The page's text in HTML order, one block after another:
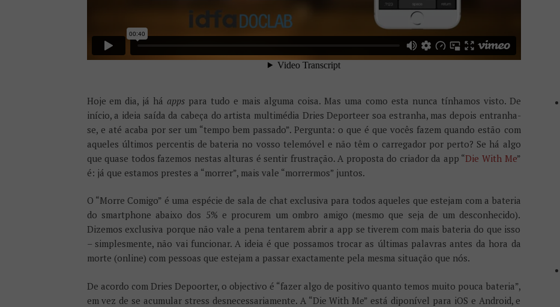
Hoje em dia, já há apps para tudo e mais alguma coisa. Mas uma como esta nunca tínhamos visto. De
início, a ideia saída da cabeça do artista multimédia Dries Deporteer soa estranha, mas depois entranha-
se, e até acaba por ser um “tempo bem passado”. Pergunta: o que é que vocês fazem quando estão com
aqueles últimos percentis de bateria no vosso telemóvel e não têm o carregador por perto? Se há algo
que quase todos fazemos nestas alturas é sentir frustração. A proposta do criador da app “Die With Me”
é: já que estamos prestes a “morrer”, mais vale “morrermos” juntos.
O “Morre Comigo” é uma espécie de sala de chat exclusiva para todos aqueles que estejam com a bateria
do smartphone abaixo dos 5% e procurem um ombro amigo (mesmo que seja de um desconhecido).
Dizemos exclusiva porque não vale a pena tentarem abrir a app se tiverem com mais bateria do que isso
– simplesmente, não vai funcionar. A ideia é que possamos trocar as últimas palavras antes da hora da
morte (online) com pessoas que estejam a passar exactamente pela mesma situação que nós.
De acordo com Dries Depoorter, o objectivo é “fazer algo de positivo quanto temos muito pouca bateria”,
em vez de se acumular stress desnecessariamente. A “Die With Me” está diponível para iOS e Android, e